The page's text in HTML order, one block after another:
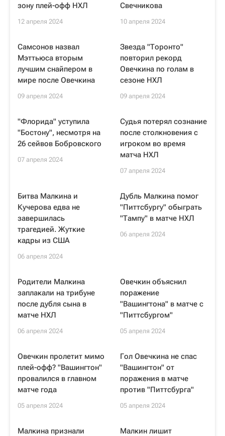
зону плей-офф НХЛ
12 апреля 2024
Свечникова
10 апреля 2024
Самсонов назвал
Мэттьюса вторым
лучшим снайпером в
мире после Овечкина
09 апреля 2024
Звезда "Торонто"
повторил рекорд
Овечкина по голам в
сезоне НХЛ
09 апреля 2024
"Флорида" уступила
"Бостону", несмотря на
26 сейвов Бобровского
07 апреля 2024
Судья потерял сознание
после столкновения с
игроком во время
матча НХЛ
07 апреля 2024
Битва Малкина и
Кучерова едва не
завершилась
трагедией. Жуткие
кадры из США
06 апреля 2024
Дубль Малкина помог
"Питтсбургу" обыграть
"Тампу" в матче НХЛ
06 апреля 2024
Родители Малкина
заплакали на трибуне
после дубля сына в
матче НХЛ
06 апреля 2024
Овечкин объяснил
поражение
"Вашингтона" в матче с
"Питтсбургом"
05 апреля 2024
Овечкин пролетит мимо
плей-офф? "Вашингтон"
провалился в главном
матче года
05 апреля 2024
Гол Овечкина не спас
"Вашингтон" от
поражения в матче
против "Питтсбурга"
05 апреля 2024
Малкина признали
Малкин лишит